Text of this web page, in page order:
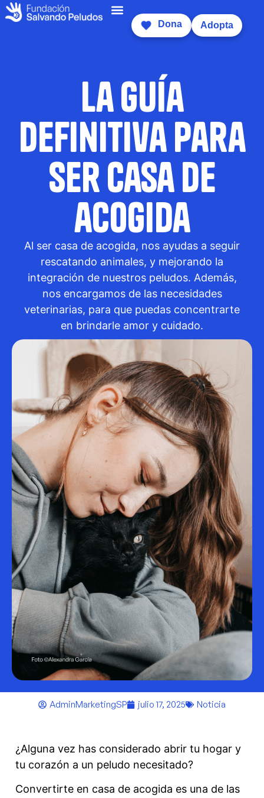
Dona Adopta
La guía
definitiva para
ser casa de
acogida
Al ser casa de acogida, nos ayudas a seguir
rescatando animales, y mejorando la
integración de nuestros peludos. Además,
nos encargamos de las necesidades
veterinarias, para que puedas concentrarte
en brindarle amor y cuidado.
AdminMarketingSP julio 17, 2025 Noticia
¿Alguna vez has considerado abrir tu hogar y
tu corazón a un peludo necesitado?
Convertirte en casa de acogida es una de las